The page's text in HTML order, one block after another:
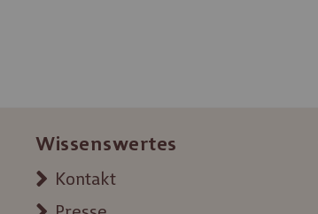
Wissenswertes
Kontakt